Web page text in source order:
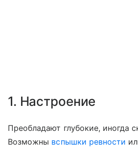
1. Настроение
Преобладают глубокие, иногда
Возможны вспышки ревности